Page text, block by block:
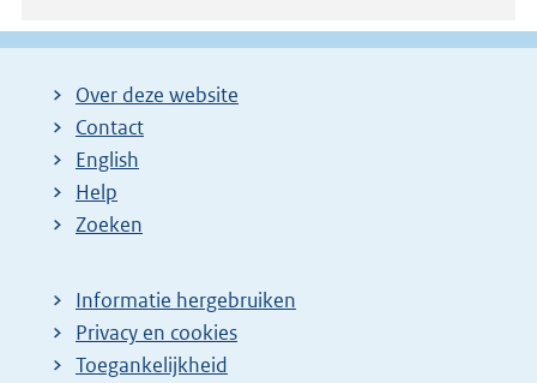
Over deze website
Contact
English
Help
Zoeken
Informatie hergebruiken
Privacy en cookies
Toegankelijkheid